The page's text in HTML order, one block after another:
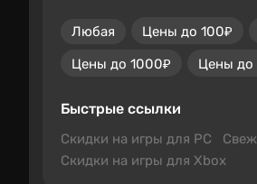
Любая Цены до 100₽
Цены до 1000₽
Цены до
Быстрые ссылки
Скидки на игры для PC
Скидки на игры для Xbox